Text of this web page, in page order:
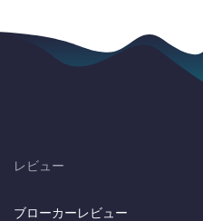
レビュー
ブローカーレビュー